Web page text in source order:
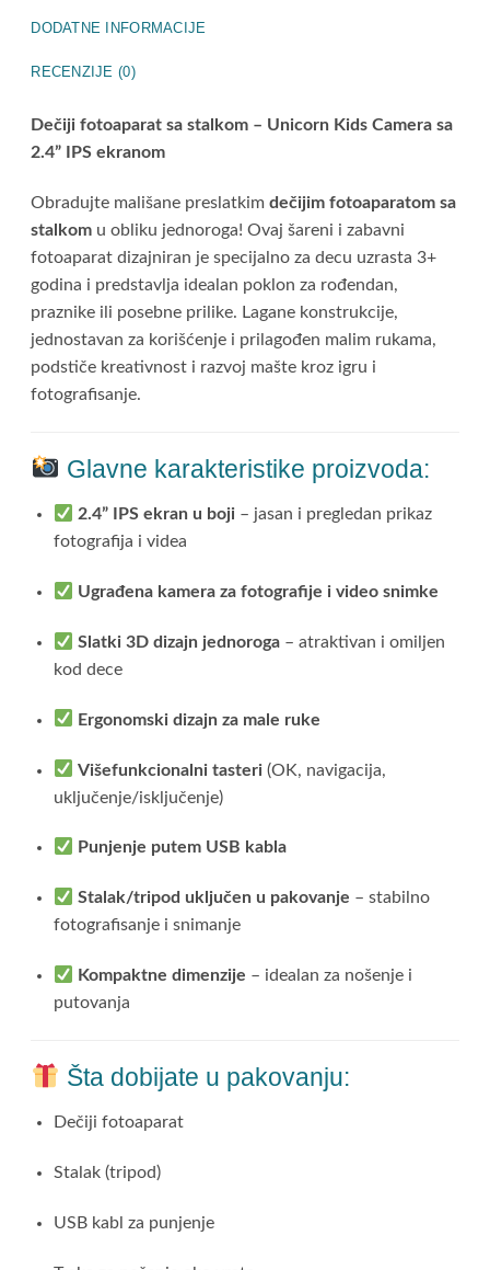
DODATNE INFORMACIJE
RECENZIJE (0)
Dečiji fotoaparat sa stalkom – Unicorn Kids Camera sa
2.4” IPS ekranom
Obradujte mališane preslatkimdečijim fotoaparatom sa
stalkom u obliku jednoroga! Ovaj šareni i zabavni
fotoaparat dizajniran je specijalno za decu uzrasta 3+
godina i predstavlja idealan poklon za rođendan,
praznike ili posebne prilike. Lagane konstrukcije,
jednostavan za korišćenje i prilagođen malim rukama,
podstiče kreativnost i razvoj mašte kroz igru i
fotografisanje.
Glavne karakteristike proizvoda:
2.4” IPS ekran u boji – jasan i pregledan prikaz
fotografija i videa
Ugrađena kamera za fotografije i video snimke
Slatki 3D dizajn jednoroga – atraktivan i omiljen
kod dece
Ergonomski dizajn za male ruke
Višefunkcionalni tasteri (OK, navigacija,
uključenje/isključenje)
Punjenje putem USB kabla
Stalak/tripod uključen u pakovanje – stabilno
fotografisanje i snimanje
Kompaktne dimenzije – idealan za nošenje i
putovanja
Šta dobijate u pakovanju:
Dečiji fotoaparat
Stalak (tripod)
USB kabl za punjenje